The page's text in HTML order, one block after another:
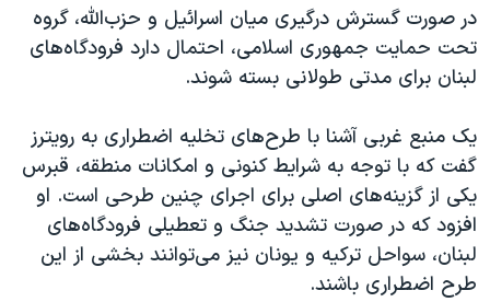
در صورت گسترش درگیری میان اسرائیل و حزب‌الله، گروه
تحت حمایت جمهوری اسلامی، احتمال دارد فرودگاه‌های
لبنان برای مدتی طولانی بسته شوند.
یک منبع غربی آشنا با طرح‌های تخلیه اضطراری به رویترز
گفت که با توجه به شرایط کنونی و امکانات منطقه، قبرس
یکی از گزینه‌های اصلی برای اجرای چنین طرحی است. او
افزود که در صورت تشدید جنگ و تعطیلی فرودگاه‌های
لبنان، سواحل ترکیه و یونان نیز می‌توانند بخشی از این
طرح اضطراری باشند.